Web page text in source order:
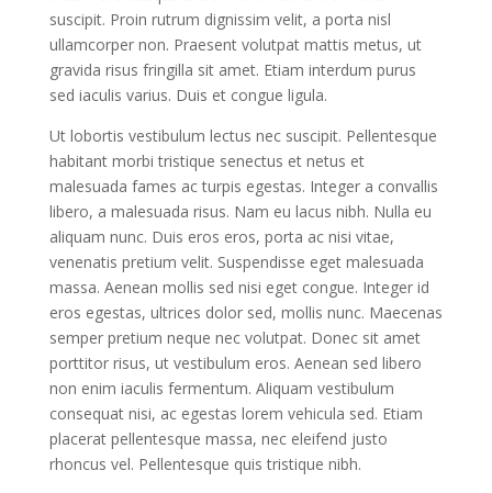
suscipit. Proin rutrum dignissim velit, a porta nisl
ullamcorper non. Praesent volutpat mattis metus, ut
gravida risus fringilla sit amet. Etiam interdum purus
sed iaculis varius. Duis et congue ligula.
Ut lobortis vestibulum lectus nec suscipit. Pellentesque
habitant morbi tristique senectus et netus et
malesuada fames ac turpis egestas. Integer a convallis
libero, a malesuada risus. Nam eu lacus nibh. Nulla eu
aliquam nunc. Duis eros eros, porta ac nisi vitae,
venenatis pretium velit. Suspendisse eget malesuada
massa. Aenean mollis sed nisi eget congue. Integer id
eros egestas, ultrices dolor sed, mollis nunc. Maecenas
semper pretium neque nec volutpat. Donec sit amet
porttitor risus, ut vestibulum eros. Aenean sed libero
non enim iaculis fermentum. Aliquam vestibulum
consequat nisi, ac egestas lorem vehicula sed. Etiam
placerat pellentesque massa, nec eleifend justo
rhoncus vel. Pellentesque quis tristique nibh.